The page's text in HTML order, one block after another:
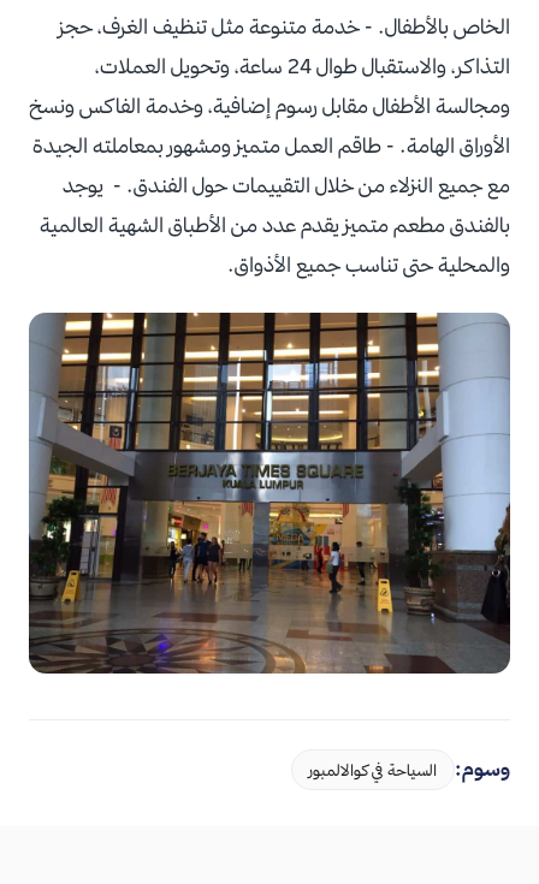
الخاص بالأطفال. - خدمة متنوعة مثل تنظيف الغرف، حجز
التذاكر، والاستقبال طوال 24 ساعة، وتحويل العملات،
ومجالسة الأطفال مقابل رسوم إضافية، وخدمة الفاكس ونسخ
الأوراق الهامة. - طاقم العمل متميز ومشهور بمعاملته الجيدة
مع جميع النزلاء من خلال التقييمات حول الفندق. - يوجد
بالفندق مطعم متميز يقدم عدد من الأطباق الشهية العالمية
والمحلية حتى تناسب جميع الأذواق.
وسوم: السياحة في كوالالمبور